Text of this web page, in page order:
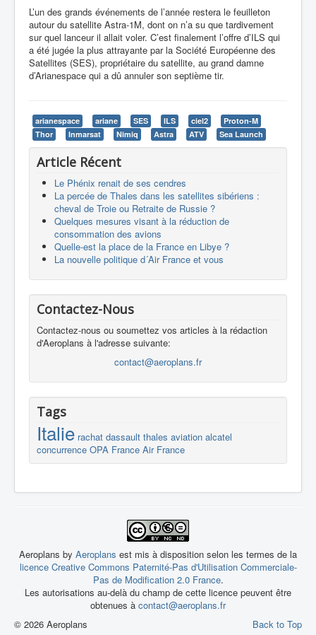
L’un des grands événements de l’année restera le feuilleton
autour du satellite Astra-1M, dont on n’a su que tardivement
sur quel lanceur il allait voler. C’est finalement l’offre d’ILS qui
a été jugée la plus attrayante par la Société Européenne des
Satellites (SES), propriétaire du satellite, au grand damne
d’Arianespace qui a dû annuler son septième tir.
arianespace ariane SES ILS ciel2
Proton-M
Thor
Inmarsat Nimiq Astra ATV Sea Launch
Article Récent
Le Phénix renait de ses cendres
La percée de Thales dans les satellites sibériens :
cheval de Troie ou Retraite de Russie ?
Quelques mesures visant à la réduction de
consommation des avions
Quelle-est la place de la France en Libye ?
La nouvelle politique d´Air France et vous
Contactez-Nous
Contactez-nous ou soumettez vos articles à la rédaction
d'Aeroplans à l'adresse suivante:
contact@aeroplans.fr
Tags
Italie rachat dassault thales aviation alcatel
concurrence OPA France Air France
Aeroplans by Aeroplans est mis à disposition selon les termes de la
licence Creative Commons Paternité-Pas d'Utilisation Commerciale-
Pas de Modification 2.0 France.
Les autorisations au-delà du champ de cette licence peuvent être
obtenues à contact@aeroplans.fr
Back to Top
© 2026 Aeroplans